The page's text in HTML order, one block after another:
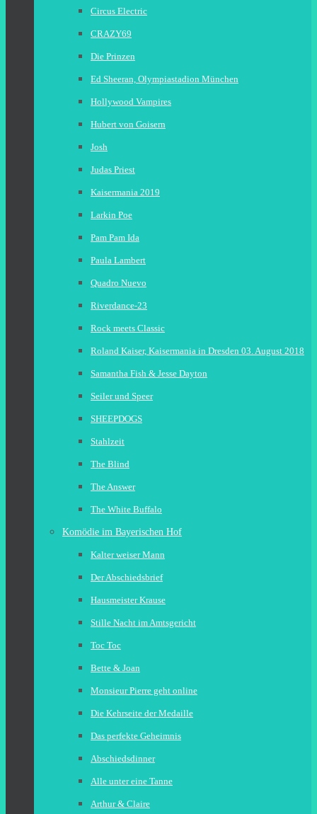
Circus Electric
CRAZY69
Die Prinzen
Ed Sheeran, Olympiastadion München
Hollywood Vampires
Hubert von Goisern
Josh
Judas Priest
Kaisermania 2019
Larkin Poe
Pam Pam Ida
Paula Lambert
Quadro Nuevo
Riverdance-23
Rock meets Classic
Roland Kaiser, Kaisermania in Dresden 03. August 2018
Samantha Fish & Jesse Dayton
Seiler und Speer
SHEEPDOGS
Stahlzeit
The Blind
The Answer
The White Buffalo
Komödie im Bayerischen Hof
Kalter weiser Mann
Der Abschiedsbrief
Hausmeister Krause
Stille Nacht im Amtsgericht
Toc Toc
Bette & Joan
Monsieur Pierre geht online
Die Kehrseite der Medaille
Das perfekte Geheimnis
Abschiedsdinner
Alle unter eine Tanne
Arthur & Claire